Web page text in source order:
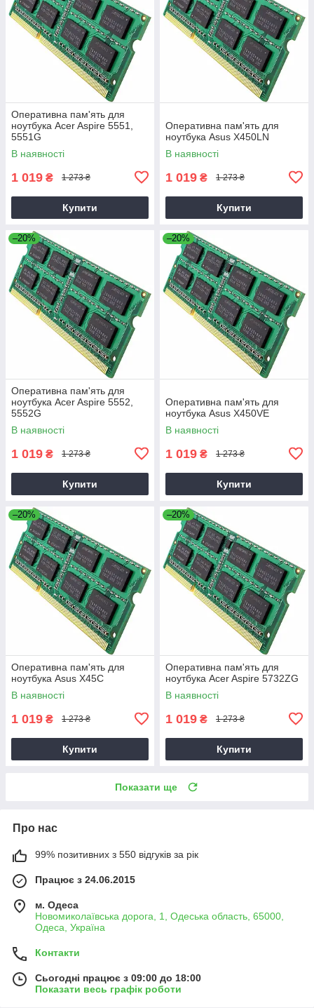
Оперативна пам'ять для
ноутбука Acer Aspire 5551,
5551G
В наявності
1 019 ₴ 1 273 ₴
Купити
Оперативна пам'ять для
ноутбука Asus X450LN
В наявності
1 019 ₴ 1 273 ₴
Купити
–20%
Оперативна пам'ять для
ноутбука Acer Aspire 5552,
5552G
В наявності
1 019 ₴ 1 273 ₴
Купити
–20%
Оперативна пам'ять для
ноутбука Asus X450VE
В наявності
1 019 ₴ 1 273 ₴
Купити
–20%
Оперативна пам'ять для
ноутбука Asus X45C
В наявності
1 019 ₴ 1 273 ₴
Купити
–20%
Оперативна пам'ять для
ноутбука Acer Aspire 5732ZG
В наявності
1 019 ₴ 1 273 ₴
Купити
Показати ще
Про нас
99% позитивних з 550 відгуків за рік
Працює з 24.06.2015
м. Одеса
Новомиколаївська дорога, 1, Одеська область, 65000,
Одеса, Україна
Контакти
Сьогодні працює з 09:00 до 18:00
Показати весь графік роботи